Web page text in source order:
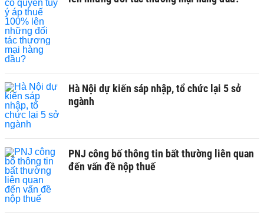
Hà Nội dự kiến sáp nhập, tổ chức lại 5 sở
ngành
PNJ công bố thông tin bất thường liên quan
đến vấn đề nộp thuế